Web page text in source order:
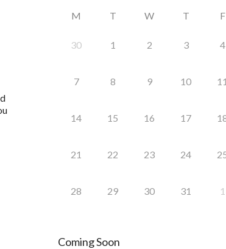
M T W T F
30 1 2 3 4
7 8 9 10 11
14 15 16 17
21 22 23 24
28 29 30 31 1
Coming Soon